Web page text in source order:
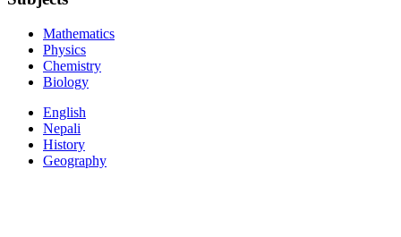
Mathematics
Physics
Chemistry
Biology
English
Nepali
History
Geography